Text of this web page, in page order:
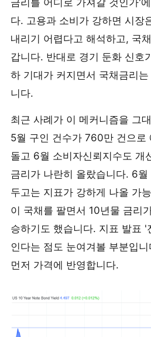
금리를 어디로 가져갈 것인가'
다. 고용과 소비가 강하면 시장
내리기 어렵다고 해석하고, 국
갑니다. 반대로 경기 둔화 신호
하 기대가 커지면서 국채금리
니다.
최근 사례가 이 메커니즘을 그
5월 구인 건수가 760만 건으로
돌고 6월 소비자신뢰지수도 개
금리가 나란히 올랐습니다. 6
두고는 지표가 강하게 나올 가
이 국채를 팔면서 10년물 금리
승하기도 했습니다. 지표 발표 '
인다는 점도 눈여겨볼 부분입
먼저 가격에 반영합니다.